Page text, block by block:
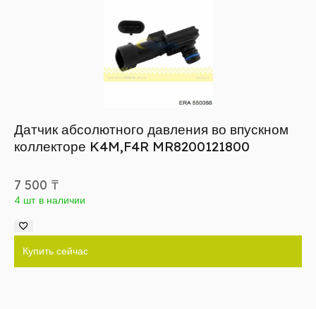
Датчик абсолютного давления во впускном
коллекторе K4M,F4R MR8200121800
7 500 ₸
4 шт в наличии
Купить сейчас